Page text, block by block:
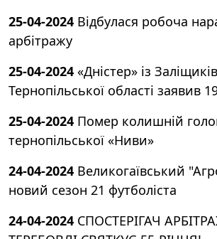
25-04-2024 Відбулася робоча
арбітражу
25-04-2024 «Дністер» із
Тернопільської області заявив
25-04-2024 Помер колишній
тернопільської «Ниви»
24-04-2024 Великогаївський
новий сезон 21 футболіста
24-04-2024 СПОСТЕРІГАЧ